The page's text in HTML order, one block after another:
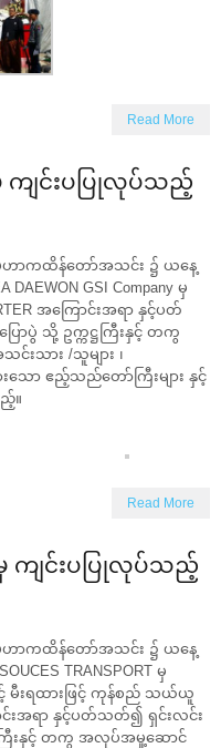
Read More
မှ ကျင်းပပြုလုပ်သည့်
မဟာကထိန်တော်အသင်း ၌ ယနေ့
GSI Company မှ
အကြောင်းအရာ နှင့်ပတ်
ာပွဲ သို့ ဥက္ကဋ္ဌကြီးနှင့် တကွ
င်းသား /သူများ ၊
သော ဧည့်သည်တော်ကြီးများ နှင့်
။
Read More
မှ ကျင်းပပြုလုပ်သည့်
မဟာကထိန်တော်အသင်း ၌ ယနေ့
TRANSPORT မှ
မီးရထားဖြင့် ကုန်စည် သယ်ယူ
င်းအရာ နှင့်ပတ်သတ်၍ ရှင်းလင်း
ကြီးနှင့် တကွ အလုပ်အမှု့ဆောင်